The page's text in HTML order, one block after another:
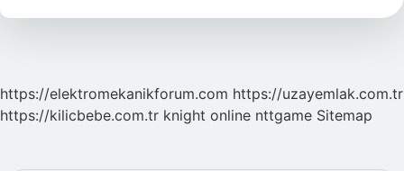
Demek
https://elektromekanikforum.com https://uzayemlak.com.tr
https://kilicbebe.com.tr knight online nttgame Sitemap